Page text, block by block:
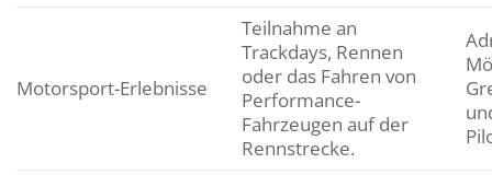
Motorsport-Erlebnisse
Teilnahme an
Trackdays, Rennen
oder das Fahren von
Performance-
Fahrzeugen auf der
Rennstrecke.